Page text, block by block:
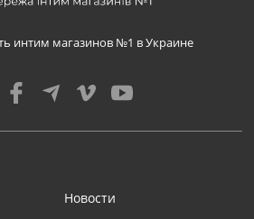
интим магазинов №1 в Украине
Новости